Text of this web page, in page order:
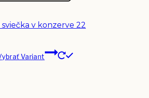
sviečka v konzerve 22
Variant